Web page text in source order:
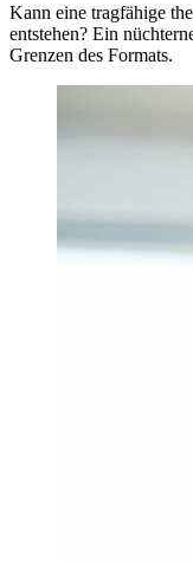
Kann eine tragfähige
entstehen? Ein
Grenzen des Formats.